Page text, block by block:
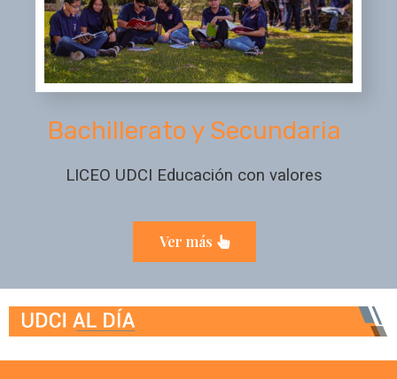
Bachillerato y Secundaria
LICEO UDCI Educación con valores
Ver más